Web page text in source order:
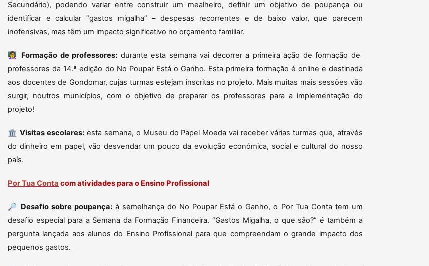
Secundário), podendo variar entre construir um mealheiro, definir um objetivo de poupança ou
identificar e calcular “gastos migalha” – despesas recorrentes e de baixo valor, que parecem
inofensivas, mas têm um impacto significativo no orçamento familiar.
👩‍🏫 Formação de professores: durante esta semana vai decorrer a primeira ação de formação de
professores da 14.ª edição do No Poupar Está o Ganho. Esta primeira formação é online e destinada
aos docentes de Gondomar, cujas turmas estejam inscritas no projeto. Mais muitas mais sessões vão
surgir, noutros municípios, com o objetivo de preparar os professores para a implementação do
projeto!
🏛️ Visitas escolares:esta semana, o Museu do Papel Moeda vai receber várias turmas que, através
do dinheiro em papel, vão desvendar um pouco da evolução económica, social e cultural do nosso
país.
Por Tua Conta com atividades para o Ensino Profissional
🔎 Desafio sobre poupança: à semelhança do No Poupar Está o Ganho, o Por Tua Conta tem um
desafio especial para a Semana da Formação Financeira. “Gastos Migalha, o que são?” é também a
pergunta lançada aos alunos do Ensino Profissional para que compreendam o grande impacto dos
pequenos gastos.